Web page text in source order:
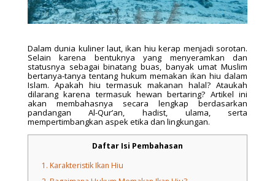
Dalam dunia kuliner laut, ikan hiu kerap menjadi sorotan.
Selain karena bentuknya yang menyeramkan dan
statusnya sebagai binatang buas, banyak umat Muslim
bertanya-tanya tentang hukum memakan ikan hiu dalam
Islam. Apakah hiu termasuk makanan halal? Ataukah
dilarang karena termasuk hewan bertaring? Artikel ini
akan membahasnya secara lengkap berdasarkan
pandangan Al-Qur’an, hadist, ulama, serta
mempertimbangkan aspek etika dan lingkungan.
Daftar Isi Pembahasan
1. Karakteristik Ikan Hiu